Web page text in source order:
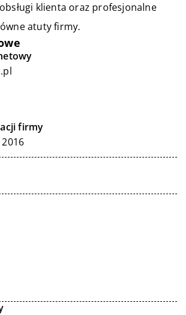
klienta oraz profesjonalne
atuty firmy.
firmy